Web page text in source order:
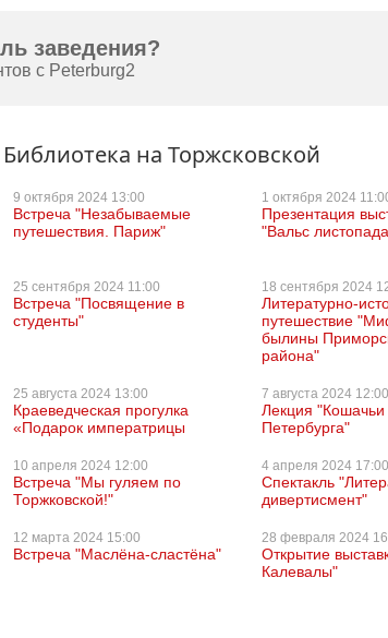
заведения?
с Peterburg2
на Торжсковской
9 октября 2024 13:00
Встреча "Незабываемые
путешествия. Париж"
1 октября 2024
Презентация
"Вальс
25 сентября 2024 11:00
Встреча "Посвящение в
студенты"
18 сентября 2024
Литературно-
путешествие
былины
района"
25 августа 2024 13:00
Краеведческая прогулка
«Подарок императрицы
7 августа 2024 12:00
Лекция "Кошачьи
Петербурга"
10 апреля 2024 12:00
Встреча "Мы гуляем по
Торжковской!"
4 апреля 2024 17:00
Спектакль
дивертисмент"
12 марта 2024 15:00
Встреча "Маслёна-сластёна"
28 февраля 2024
Открытие
Калевалы"